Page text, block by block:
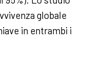
globale
in entrambi i